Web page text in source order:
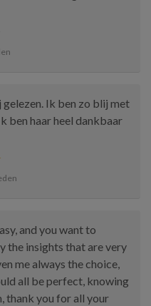
Ik ben zo blij met
ben haar heel dankbaar
and you want to
the insights that are very
me always the choice,
all be perfect, knowing
thank you for all your